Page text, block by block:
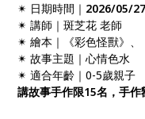
✴ 日期時間｜ 2026/05/
✴ 講師｜斑芝花 老師
✴ 繪本｜《彩色怪獸》、
✴ 故事主題｜心情色水
✴ 適合年齡｜0-5歲親子
講故事手作限15名，手作